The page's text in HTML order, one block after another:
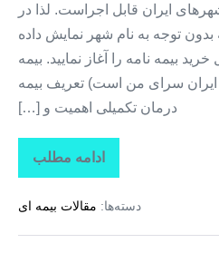
ایران قابل اجراست. لذا در
توجه به نام شهر نمایش داده
بیمه نامه را آغاز نمایید. بیمه
ایران سرای من است) تعریف بیمه
درمان تکمیلی اهمیت و […]
ادامه مطلب
تاراز
بیمه
بیمه
درمان
دسته‌ها: مقالات بیمه ای